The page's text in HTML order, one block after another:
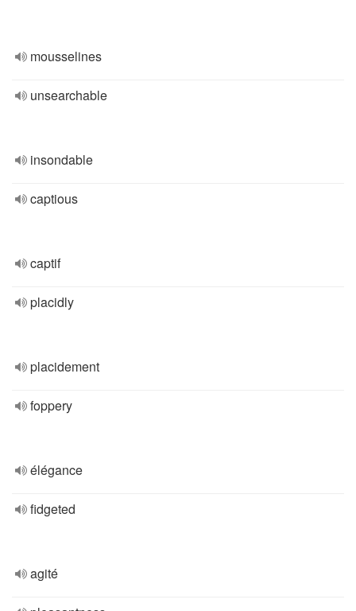
mousselines
unsearchable
insondable
captious
captif
placidly
placidement
foppery
élégance
fidgeted
agité